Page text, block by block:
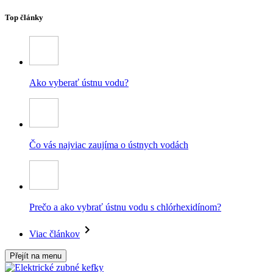
Top články
Ako vyberať ústnu vodu?
Čo vás najviac zaujíma o ústnych vodách
Prečo a ako vybrať ústnu vodu s chlórhexidínom?
Viac článkov
Přejít na menu